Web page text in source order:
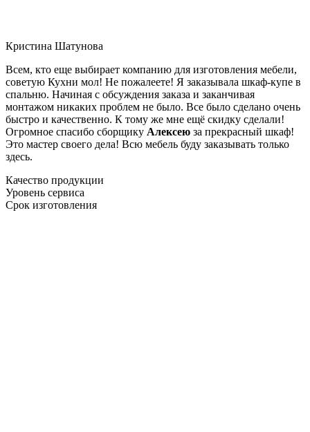
Кристина Шатунова
Всем, кто еще выбирает компанию для изготовления мебели,
советую Кухни мол! Не пожалеете! Я заказывала шкаф-купе в
спальню. Начиная с обсуждения заказа и заканчивая
монтажом никаких проблем не было. Все было сделано очень
быстро и качественно. К тому же мне ещё скидку сделали!
Огромное спасибо сборщику Алексею за прекрасный шкаф!
Это мастер своего дела! Всю мебель буду заказывать только
здесь.
Качество продукции
Уровень сервиса
Срок изготовления